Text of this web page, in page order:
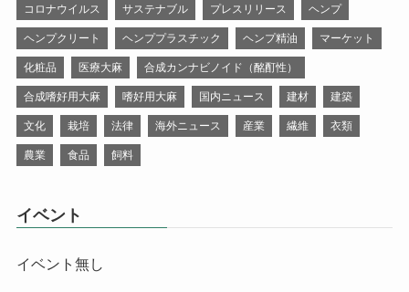
コロナウイルス サステナブル プレスリリース ヘンプ
ヘンプクリート ヘンププラスチック ヘンプ精油 マーケット
化粧品 医療大麻 合成カンナビノイド（酩酊性）
合成嗜好用大麻 嗜好用大麻 国内ニュース 建材 建築
文化 栽培 法律 海外ニュース 産業 繊維 衣類
農業 食品 飼料
イベント
イベント無し